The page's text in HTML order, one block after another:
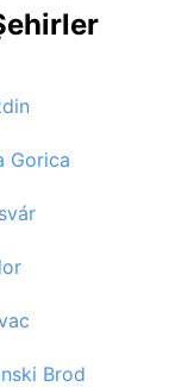
Brod